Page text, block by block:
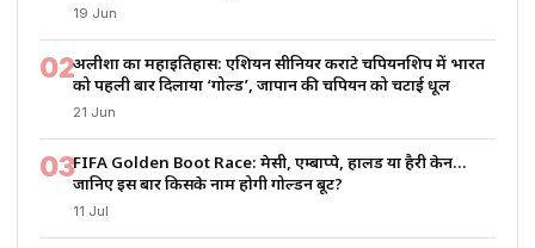
19 Jun
02अलीशा का महाइतिहास: एशियन सीनियर कराटे चैंपियनशिप में भारत
को पहली बार दिलाया ‘गोल्ड’, जापान की चैंपियन को चटाई धूल
21 Jun
03FIFA Golden Boot Race: मेसी, एम्बाप्पे, हालैंड या हैरी केन…
जानिए इस बार किसके नाम होगी गोल्डन बूट?
11 Jul